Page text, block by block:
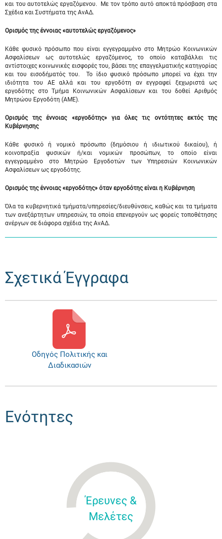
και του αυτοτελώς εργαζόμενου. Με τον τρόπο αυτό αποκτά πρόσβαση στα
Σχέδια και Συστήματα της ΑνΑΔ.
Ορισμός της έννοιας «αυτοτελώς εργαζόμενος»
Κάθε φυσικό πρόσωπο που είναι εγγεγραμμένο στο Μητρώο Κοινωνικών
Ασφαλίσεων ως αυτοτελώς εργαζόμενος, το οποίο καταβάλλει τις
αντίστοιχες κοινωνικές εισφορές του, βάσει της επαγγελματικής κατηγορίας
και του εισοδήματός του. Το ίδιο φυσικό πρόσωπο μπορεί να έχει την
ιδιότητα του ΑΕ αλλά και του εργοδότη αν εγγραφεί ξεχωριστά ως
εργοδότης στο Τμήμα Κοινωνικών Ασφαλίσεων και του δοθεί Αριθμός
Μητρώου Εργοδότη (ΑΜΕ).
Ορισμός της έννοιας «εργοδότης» για όλες τις οντότητες εκτός της
Κυβέρνησης
Κάθε φυσικό ή νομικό πρόσωπο (δημόσιου ή ιδιωτικού δικαίου), ή
κοινοπραξία φυσικών ή/και νομικών προσώπων, το οποίο είναι
εγγεγραμμένο στο Μητρώο Εργοδοτών των Υπηρεσιών Κοινωνικών
Ασφαλίσεων ως εργοδότης.
Ορισμός της έννοιας «εργοδότης» όταν εργοδότης είναι η Κυβέρνηση
Όλα τα κυβερνητικά τμήματα/υπηρεσίες/διευθύνσεις, καθώς και τα τμήματα
των ανεξάρτητων υπηρεσιών, τα οποία επενεργούν ως φορείς τοποθέτησης
ανέργων σε διάφορα σχέδια της ΑνΑΔ.
Σχετικά Έγγραφα
Οδηγός Πολιτικής και
Διαδικασιών
Ενότητες
Έρευνες &
Μελέτες